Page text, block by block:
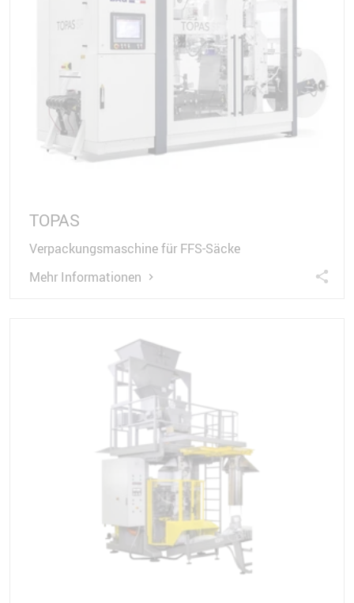
TOPAS
Verpackungsmaschine für FFS-Säcke
Mehr Informationen